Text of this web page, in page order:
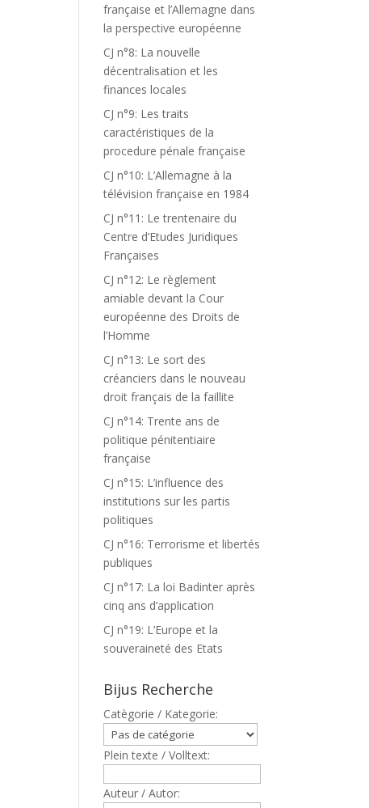
française et l’Allemagne dans
la perspective européenne
CJ n°8: La nouvelle
décentralisation et les
finances locales
CJ n°9: Les traits
caractéristiques de la
procedure pénale française
CJ n°10: L’Allemagne à la
télévision française en 1984
CJ n°11: Le trentenaire du
Centre d’Etudes Juridiques
Françaises
CJ n°12: Le règlement
amiable devant la Cour
européenne des Droits de
l’Homme
CJ n°13: Le sort des
créanciers dans le nouveau
droit français de la faillite
CJ n°14: Trente ans de
politique pénitentiaire
française
CJ n°15: L’influence des
institutions sur les partis
politiques
CJ n°16: Terrorisme et libertés
publiques
CJ n°17: La loi Badinter après
cinq ans d’application
CJ n°19: L’Europe et la
souveraineté des Etats
Bijus Recherche
Catègorie / Kategorie:
Plein texte / Volltext:
Auteur / Autor: